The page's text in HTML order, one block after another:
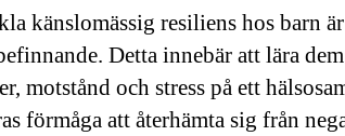
känslomässig resiliens hos barn
Detta innebär att lära
motstånd och stress på ett
förmåga att återhämta sig från